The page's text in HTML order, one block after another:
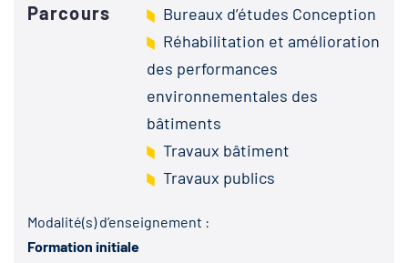
Parcours
Bureaux d’études Conception
Réhabilitation et amélioration
des performances
environnementales des
bâtiments
Travaux bâtiment
Travaux publics
Modalité(s) d’enseignement :
Formation initiale